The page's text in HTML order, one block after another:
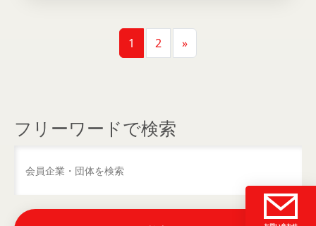
投稿ナビゲーション
1 2 »
フリーワードで検索